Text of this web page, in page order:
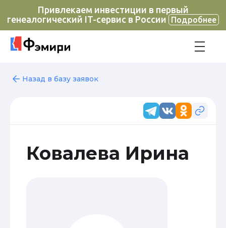
Привлекаем инвестиции в первый
генеалогический IT-сервис в России
Подробнее
Назад в базу заявок
Ковалева Ирина